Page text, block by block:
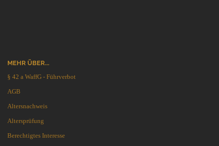
MEHR ÜBER...
§ 42 a WaffG - Führverbot
AGB
Altersnachweis
Altersprüfung
Berechtigtes Interesse